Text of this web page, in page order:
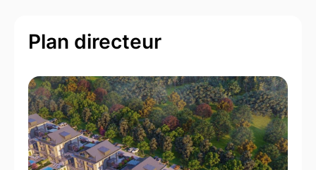
Plan directeur